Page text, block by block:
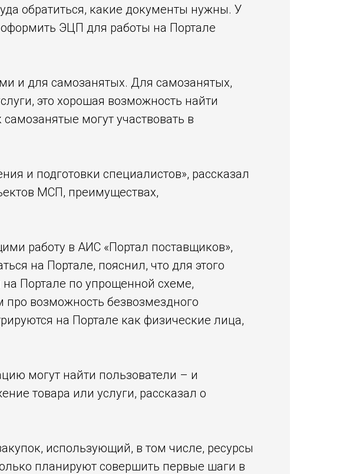
обратиться, какие документы нужны. У
ЭЦП для работы на Портале
и для самозанятых. Для самозанятых,
это хорошая возможность найти
могут участвовать в
и подготовки специалистов», рассказал
МСП, преимуществах,
работу в АИС «Портал поставщиков»,
на Портале, пояснил, что для этого
Портале по упрощенной схеме,
про возможность безвозмездного
на Портале как физические лица,
могут найти пользователи – и
товара или услуги, рассказал о
использующий, в том числе, ресурсы
планируют совершить первые шаги в